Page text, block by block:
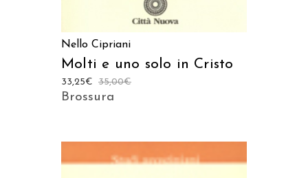
Nello Cipriani
Molti e uno solo in Cristo
35,00€
33,25€
Brossura